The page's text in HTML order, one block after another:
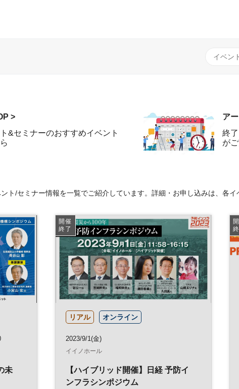
>
&セミナーのおすすめイベント
ア
終
が
ト/セミナー情報を一覧でご紹介しています。詳細・お申し込みは、各イ
未
開催
終了
リアル オンライン
2023/9/1(金)
イイノホール
【ハイブリッド開催】日経 予防イ
ンフラシンポジウム